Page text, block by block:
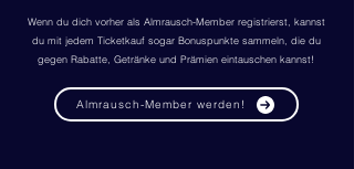
Wenn du dich vorher als Almrausch-Member registrierst, kannst
du mit jedem Ticketkauf sogar Bonuspunkte sammeln, die du
gegen Rabatte, Getränke und Prämien eintauschen kannst!
Almrausch-Member werden!